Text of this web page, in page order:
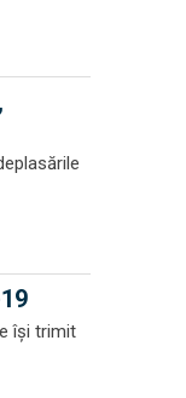
își trimit